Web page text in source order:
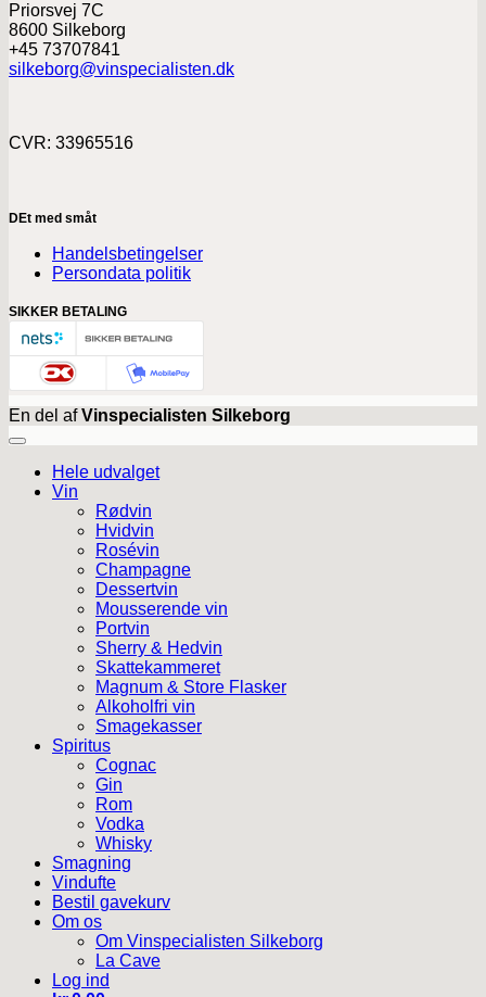
Priorsvej 7C
8600 Silkeborg
+45 73707841
silkeborg@vinspecialisten.dk
CVR: 33965516
DEt med småt
Handelsbetingelser
Persondata politik
SIKKER BETALING
En del afVinspecialisten Silkeborg
Hele udvalget
Vin
Rødvin
Hvidvin
Rosévin
Champagne
Dessertvin
Mousserende vin
Portvin
Sherry & Hedvin
Skattekammeret
Magnum & Store Flasker
Alkoholfri vin
Smagekasser
Spiritus
Cognac
Gin
Rom
Vodka
Whisky
Smagning
Vindufte
Bestil gavekurv
Om os
Om Vinspecialisten Silkeborg
La Cave
Log ind